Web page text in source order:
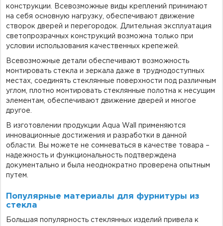
конструкции. Всевозможные виды креплений принимают
на себя основную нагрузку, обеспечивают движение
створок дверей и перегородок. Длительная эксплуатация
светопрозрачных конструкций возможна только при
условии использования качественных крепежей.
Всевозможные детали обеспечивают возможность
монтировать стекла и зеркала даже в труднодоступных
местах, соединять стеклянные поверхности под различным
углом, плотно монтировать стеклянные полотна к несущим
элементам, обеспечивают движение дверей и многое
другое.
В изготовлении продукции Aqua Wall применяются
инновационные достижения и разработки в данной
области. Вы можете не сомневаться в качестве товара –
надежность и функциональность подтверждена
документально и была неоднократно проверена опытным
путем.
Популярные материалы для фурнитуры из
стекла
Большая популярность стеклянных изделий привела к